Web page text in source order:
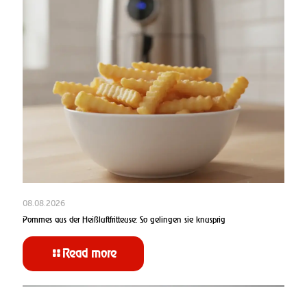
08.08.2026
Pommes aus der Heißluftfritteuse: So gelingen sie knusprig
Read more